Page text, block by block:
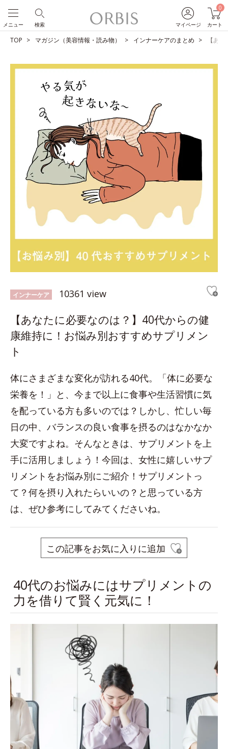
マイページ
0
カート
検索
メニュー
TOP マガジン（美容情報・読み物） インナーケアのまとめ 【あ
インナーケア 10361 view
【あなたに必要なのは？】40代からの健
康維持に！お悩み別おすすめサプリメン
ト
体にさまざまな変化が訪れる40代。「体に必要な
栄養を！」と、今まで以上に食事や生活習慣に気
を配っている方も多いのでは？しかし、忙しい毎
日の中、バランスの良い食事を摂るのはなかなか
大変ですよね。そんなときは、サプリメントを上
手に活用しましょう！今回は、女性に嬉しいサプ
リメントをお悩み別にご紹介！サプリメントっ
て？何を摂り入れたらいいの？と思っている方
は、ぜひ参考にしてみてくださいね。
この記事をお気に入りに追加
40代のお悩みにはサプリメントの
力を借りて賢く元気に！